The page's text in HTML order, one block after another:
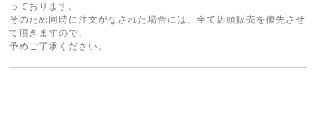
っております。
そのため同時に注文がなされた場合には、全て店頭販売を優先させ
て頂きますので、
予めご了承ください。